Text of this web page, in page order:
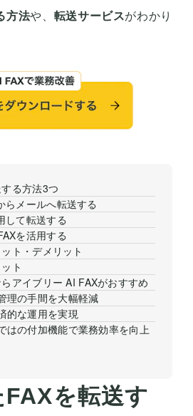
方法や、 転送サービスがわかり
る方法3つ
らメールへ転送する
して転送する
を活用する
ト・デメリット
ト
アイブリー AI FAXがおすすめ
理の手間を大幅軽減
的な運用を実現
はの付加機能で業務効率を向上
を転送す